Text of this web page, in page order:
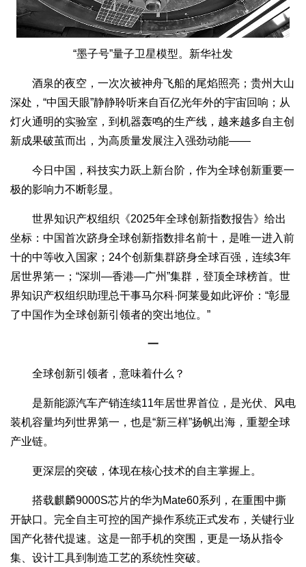
“墨子号”量子卫星模型。新华社发
酒泉的夜空，一次次被神舟飞船的尾焰照亮；贵州大山
深处，“中国天眼”静静聆听来自百亿光年外的宇宙回响；从
灯火通明的实验室，到机器轰鸣的生产线，越来越多自主创
新成果破茧而出，为高质量发展注入强劲动能——
今日中国，科技实力跃上新台阶，作为全球创新重要一
极的影响力不断彰显。
世界知识产权组织《2025年全球创新指数报告》给出
坐标：中国首次跻身全球创新指数排名前十，是唯一进入前
十的中等收入国家；24个创新集群跻身全球百强，连续3年
居世界第一；“深圳—香港—广州”集群，登顶全球榜首。世
界知识产权组织助理总干事马尔科·阿莱曼如此评价：“彰显
了中国作为全球创新引领者的突出地位。”
一
全球创新引领者，意味着什么？
是新能源汽车产销连续11年居世界首位，是光伏、风电
装机容量均列世界第一，也是“新三样”扬帆出海，重塑全球
产业链。
更深层的突破，体现在核心技术的自主掌握上。
搭载麒麟9000S芯片的华为Mate60系列，在重围中撕
开缺口。完全自主可控的国产操作系统正式发布，关键行业
国产化替代提速。这是一部手机的突围，更是一场从指令
集、设计工具到制造工艺的系统性突破。